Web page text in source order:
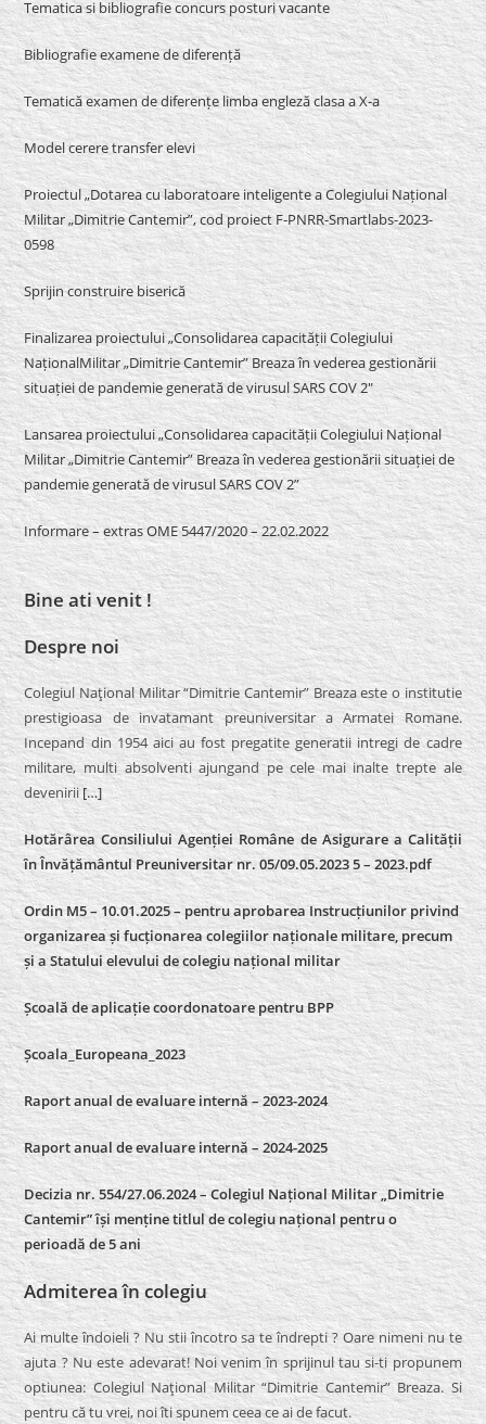
Tematica si bibliografie concurs posturi vacante
Bibliografie examene de diferență
Tematică examen de diferențe limba engleză clasa a X-a
Model cerere transfer elevi
Proiectul „Dotarea cu laboratoare inteligente a Colegiului Național
Militar „Dimitrie Cantemir”, cod proiect F-PNRR-Smartlabs-2023-
0598
Sprijin construire biserică
Finalizarea proiectului „Consolidarea capacității Colegiului
NaționalMilitar „Dimitrie Cantemir” Breaza în vederea gestionării
situației de pandemie generată de virusul SARS COV 2″
Lansarea proiectului „Consolidarea capacității Colegiului Național
Militar „Dimitrie Cantemir” Breaza în vederea gestionării situației de
pandemie generată de virusul SARS COV 2”
Informare – extras OME 5447/2020 – 22.02.2022
Bine ati venit !
Despre noi
Colegiul Naţional Militar “Dimitrie Cantemir” Breaza este o institutie
prestigioasa de invatamant preuniversitar a Armatei Romane.
Incepand din 1954 aici au fost pregatite generatii intregi de cadre
militare, multi absolventi ajungand pe cele mai inalte trepte ale
devenirii[…]
Hotărârea Consiliului Agenției Române de Asigurare a Calității
în Învățământul Preuniversitar nr. 05/09.05.2023 5 – 2023.pdf
Ordin M5 – 10.01.2025 – pentru aprobarea Instrucțiunilor privind
organizarea și fucționarea colegiilor naționale militare, precum
și a Statului elevului de colegiu național militar
Școală de aplicație coordonatoare pentru BPP
Școala_Europeana_2023
Raport anual de evaluare internă – 2023-2024
Raport anual de evaluare internă –2024-2025
Decizia nr. 554/27.06.2024 – Colegiul Național Militar „Dimitrie
Cantemir” își menține titlul de colegiu național pentru o
perioadă de 5 ani
Admiterea în colegiu
Ai multe îndoieli ? Nu stii încotro sa te îndrepti ? Oare nimeni nu te
ajuta ? Nu este adevarat! Noi venim în sprijinul tau si-ti propunem
optiunea: Colegiul Naţional Militar “Dimitrie Cantemir” Breaza. Si
pentru că tu vrei, noi îti spunem ceea ce ai de facut.